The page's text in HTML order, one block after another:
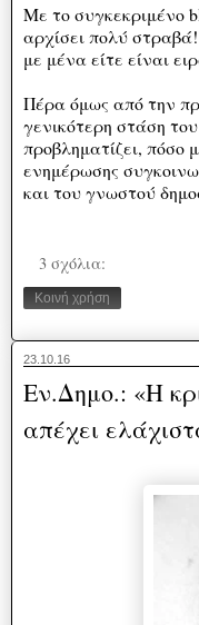
Με το συγκεκριμένο
αρχίσει πολύ
με μένα είτε είναι
Πέρα όμως από την
γενικότερη στάση
προβληματίζει, πόσο
ενημέρωσης
και του γνωστού
3 σχόλια:
Κοινή χρήση
23.10.16
Εν.Δημο.: «Η
απέχει